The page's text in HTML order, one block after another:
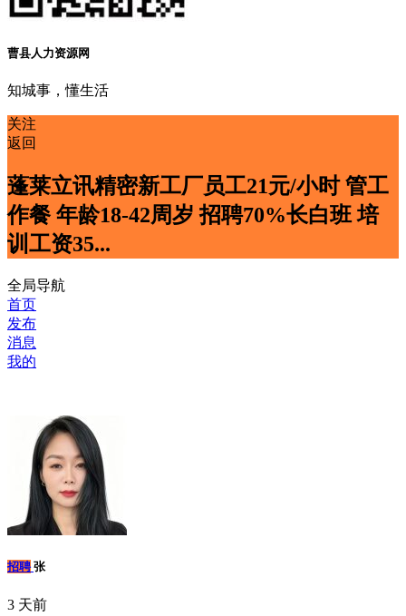
曹县人力资源网
知城事，懂生活
关注
返回
蓬莱立讯精密新工厂员工21元/小时 管工
作餐 年龄18-42周岁 招聘70%长白班 培
训工资35...
全局导航
首页
发布
消息
我的
招聘 张
3 天前